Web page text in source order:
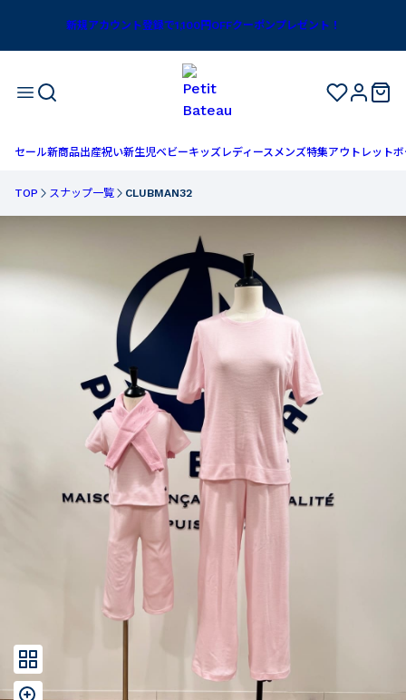
新規アカウント登録で1,100円OFFクーポンプレゼント！
セール新商品出産祝い新生児ベビーキッズ レディースメンズ特集アウトレットボ
TOP スナップ一覧 CLUBMAN32